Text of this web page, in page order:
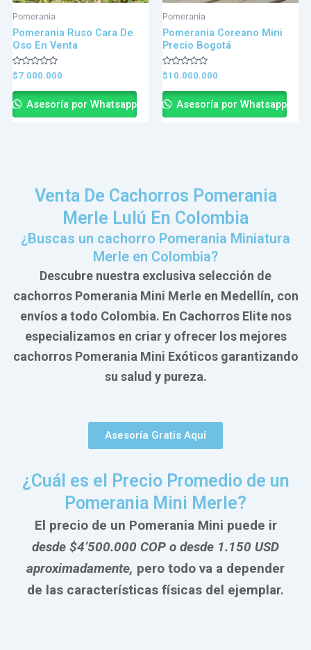
Pomerania
Pomerania Ruso Cara De
Oso En Venta
Valorado
en
0
de
5
$7.000.000
Asesoría por Whatsapp
Pomerania
Pomerania Coreano Mini
Precio Bogotá
Valorado
en
0
de
5
$10.000.000
Asesoría por Whatsapp
Venta De Cachorros Pomerania
Merle Lulú En Colombia
¿Buscas un cachorro Pomerania Miniatura
Merle en Colombia?
Descubre nuestra exclusiva selección de
cachorros Pomerania Mini Merle en Medellín, con
envíos a todo Colombia. En Cachorros Elite nos
especializamos en criar y ofrecer los mejores
cachorros Pomerania Mini Exóticos garantizando
su salud y pureza.
Asesoría Gratis Aquí
¿Cuál es el Precio Promedio de un
Pomerania Mini Merle?
El precio de un Pomerania Mini puede ir
desde $4’500.000 COP o desde 1.150 USD
aproximadamente, pero todo va a depender
de las características físicas del ejemplar.